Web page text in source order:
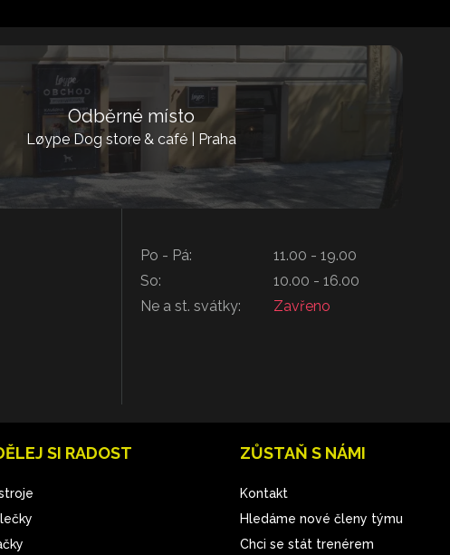
Odběrné místo
Løype Dog store & café | Praha
Po - Pá:
So:
Ne a st. svátky:
11.00 - 19.00
10.00 - 16.00
Zavřeno
SI RADOST ZŮSTAŇ S NÁMI
Kontakt
Hledáme nové členy týmu
Chci se stát trenérem